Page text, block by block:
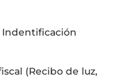
Indentificación
(Recibo de luz,